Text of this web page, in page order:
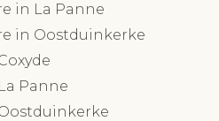
in La Panne
in Oostduinkerke
Panne